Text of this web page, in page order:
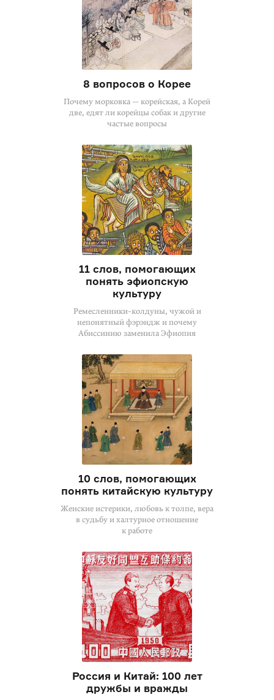
8 вопросов о Корее
Почему морковка — корейская, а Корей
две, едят ли корейцы собак и другие
частые вопросы
11 слов, помогающих
понять эфиопскую
культуру
Ремесленники-колдуны, чужой и
непонятный фэрэндж и почему
Абиссинию заменила Эфиопия
10 слов, помогающих
понять китайскую культуру
Женские истерики, любовь к толпе, вера
в судьбу и халтурное отношение
к работе
Россия и Китай: 100 лет
дружбы и вражды